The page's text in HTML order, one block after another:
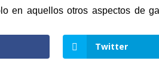
en aquellos otros aspectos de
Twitter